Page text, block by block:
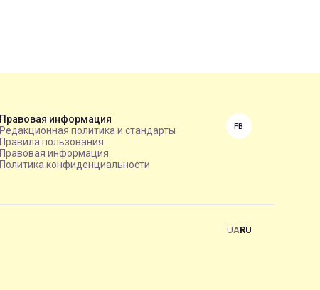
Правовая информация
Редакционная политика и стандарты
Правила пользования
Правовая информация
Политика конфиденциальности
FB
UARU